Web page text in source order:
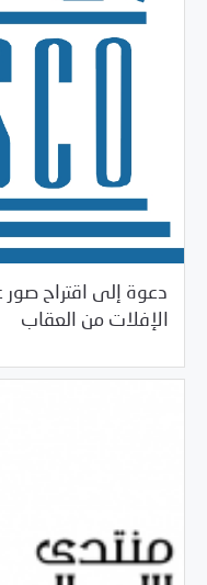
دعوة إلى اقتراح
الإفلات من العقاب
08/2017